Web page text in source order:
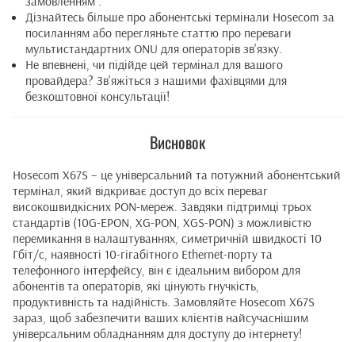
Дізнайтесь більше про абонентські термінали Hosecom за
посиланням або перегляньте статтю про переваги
мультистандартних ONU для операторів зв'язку.
Не впевнені, чи підійде цей термінал для вашого
провайдера? Зв'яжіться з нашими фахівцями для
безкоштовної консультації!
Висновок
Hosecom X67S – це універсальний та потужний абонентський
термінал, який відкриває доступ до всіх переваг
високошвидкісних PON-мереж. Завдяки підтримці трьох
стандартів (10G-EPON, XG-PON, XGS-PON) з можливістю
перемикання в налаштуваннях, симетричній швидкості 10
Гбіт/с, наявності 10-гігабітного Ethernet-порту та
телефонного інтерфейсу, він є ідеальним вибором для
абонентів та операторів, які цінують гнучкість,
продуктивність та надійність. Замовляйте Hosecom X67S
зараз, щоб забезпечити ваших клієнтів найсучаснішим
універсальним обладнанням для доступу до інтернету!